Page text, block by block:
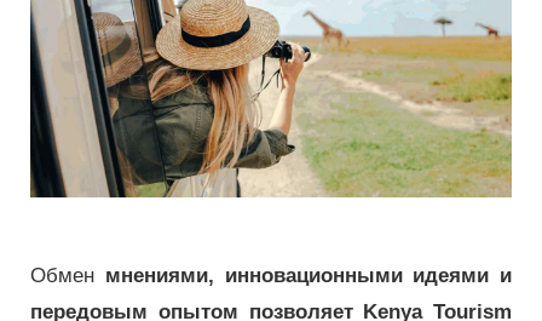
Обмен мнениями, инновационными идеями и
передовым опытом позволяет Kenya Tourism